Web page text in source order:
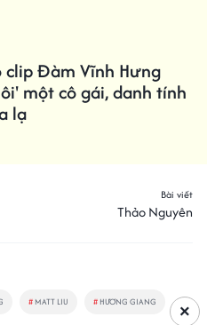
clip Đàm Vĩnh Hưng
một cô gái, danh tính
lạ
Bài viết
Thảo Nguyên
# MATT LIU # HƯƠNG GIANG ×